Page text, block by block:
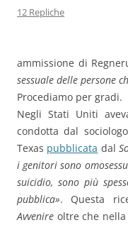
12 Repliche
ammissione di
sessuale delle persone
Procediamo per gradi.
Negli Stati Uniti
condotta dal
Texas pubblicata dal
i genitori sono
suicidio, sono più
pubblica». Questa
Avvenire oltre che